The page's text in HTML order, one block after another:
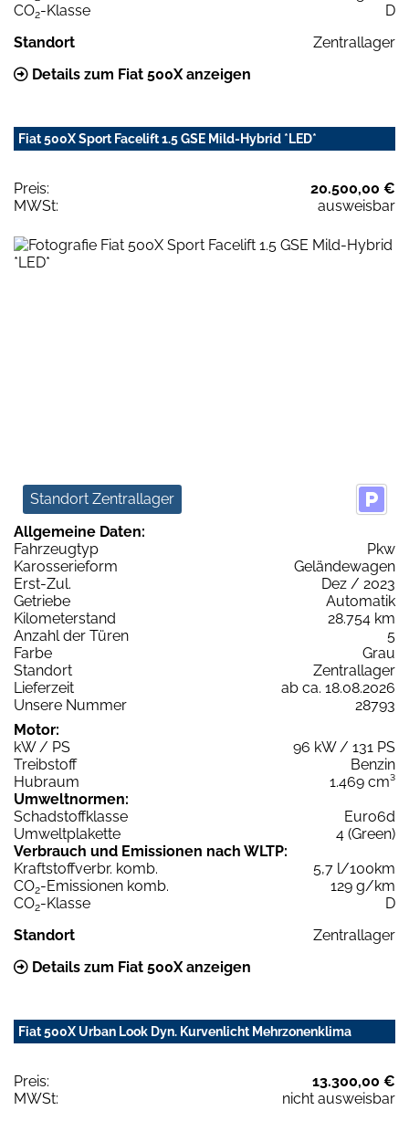
CO2-Klasse
D
Standort
Zentrallager
Details zum Fiat 500X anzeigen
Fiat 500X Sport Facelift 1.5 GSE Mild-Hybrid *LED*
Preis:
20.500,00 €
MWSt:
ausweisbar
Standort Zentrallager
Allgemeine Daten:
Fahrzeugtyp
Pkw
Karosserieform
Geländewagen
Erst-Zul.
Dez / 2023
Getriebe
Automatik
Kilometerstand
28.754 km
Anzahl der Türen
5
Farbe
Grau
Standort
Zentrallager
Lieferzeit
ab ca. 18.08.2026
Unsere Nummer
28793
Motor:
kW / PS
96 kW / 131 PS
Treibstoff
Benzin
Hubraum
1.469 cm³
Umweltnormen:
Schadstoffklasse
Euro6d
Umweltplakette
4 (Green)
Verbrauch und Emissionen nach WLTP:
Kraftstoffverbr. komb.
5,7 l/100km
CO2-Emissionen komb.
129 g/km
CO2-Klasse
D
Standort
Zentrallager
Details zum Fiat 500X anzeigen
Fiat 500X Urban Look Dyn. Kurvenlicht Mehrzonenklima
Preis:
13.300,00 €
MWSt:
nicht ausweisbar